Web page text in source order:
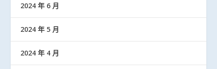
2024 年 6 月
2024 年 5 月
2024 年 4 月